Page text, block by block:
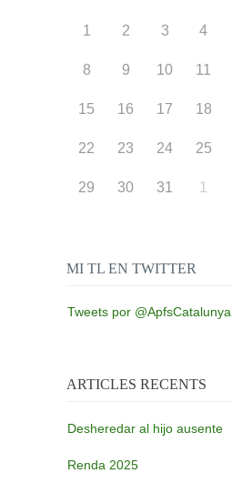
1 2 3 4
8 9 10 11
15 16 17 18
22 23 24 25
29 30 31 1
MI TL EN TWITTER
Tweets por @ApfsCatalunya
ARTICLES RECENTS
Desheredar al hijo ausente
Renda 2025